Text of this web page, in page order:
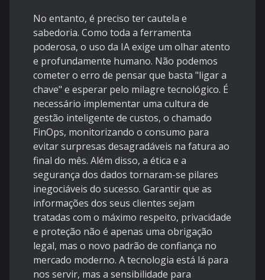
No entanto, é preciso ter cautela e
sabedoria. Como toda a ferramenta
poderosa, o uso da IA exige um olhar atento
e profundamente humano. Não podemos
cometer o erro de pensar que basta "ligar a
chave" e esperar pelo milagre tecnológico. É
necessário implementar uma cultura de
gestão inteligente de custos, o chamado
FinOps, monitorizando o consumo para
evitar surpresas desagradáveis na fatura ao
final do mês. Além disso, a ética e a
segurança dos dados tornaram-se pilares
inegociáveis do sucesso. Garantir que as
informações dos seus clientes sejam
tratadas com o máximo respeito, privacidade
e proteção não é apenas uma obrigação
legal, mas o novo padrão de confiança no
mercado moderno. A tecnologia está lá para
nos servir, mas a sensibilidade para